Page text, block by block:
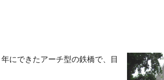
にできたアーチ型の鉄橋で、目